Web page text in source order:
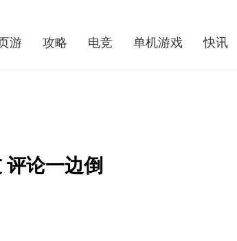
游 攻略 电竞 单机游戏 快讯
论一边倒